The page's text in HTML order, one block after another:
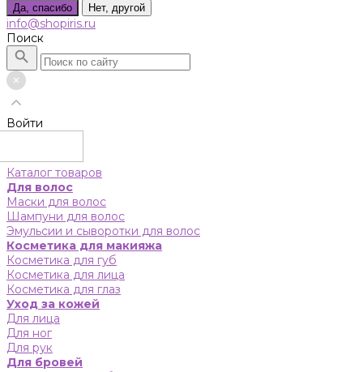
Да, спасибо Нет, другой
info@shopiris.ru
Поиск
Войти
Каталог товаров
Для волос
Маски для волос
Шампуни для волос
Эмульсии и сыворотки для волос
Косметика для макияжа
Косметика для губ
Косметика для лица
Косметика для глаз
Уход за кожей
Для лица
Для ног
Для рук
Для бровей